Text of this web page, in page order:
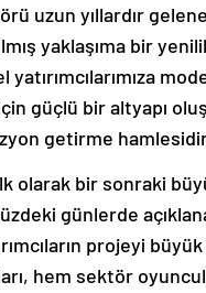
uzun yıllardır
yaklaşıma bir
güçlü bir altyapı
getirme
olarak bir sonraki
günlerde
projeyi
hem sektör